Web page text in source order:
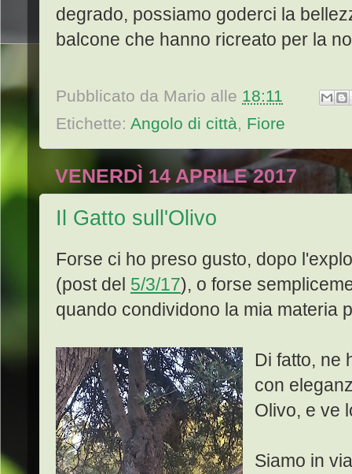
degrado, possiamo goderci la
balcone che hanno ricreato per la
Pubblicato da Mario alle 18:11
Etichette: Angolo di città, Fiore
VENERDÌ 14 APRILE 2017
Il Gatto sull'Olivo
Forse ci ho preso gusto, dopo
(post del 5/3/17), o forse
quando condividono la mia materia
Di fatto, ne
con
Olivo, e ve
Siamo in